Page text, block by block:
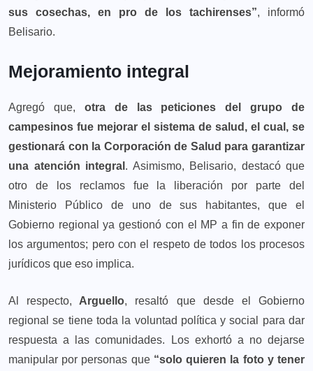
sus cosechas, en pro de los tachirenses”, informó
Belisario.
Mejoramiento integral
Agregó que, otra de las peticiones del grupo de
campesinos fue mejorar el sistema de salud, el cual, se
gestionará con la Corporación de Salud para garantizar
una atención integral . Asimismo, Belisario, destacó que
otro de los reclamos fue la liberación por parte del
Ministerio Público de uno de sus habitantes, que el
Gobierno regional ya gestionó con el MP a fin de exponer
los argumentos; pero con el respeto de todos los procesos
jurídicos que eso implica.
Al respecto, Arguello, resaltó que desde el Gobierno
regional se tiene toda la voluntad política y social para dar
respuesta a las comunidades. Los exhortó a no dejarse
manipular por personas que “solo quieren la foto y tener